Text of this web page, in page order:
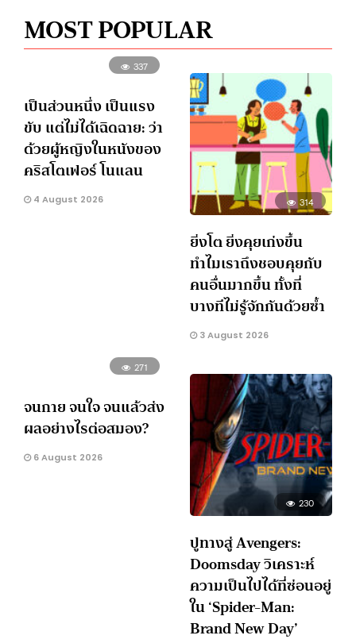
MOST POPULAR
337
เป็นส่วนหนึ่ง เป็นแรง
ขับ แต่ไม่ได้เฉิดฉาย: ว่า
ด้วยผู้หญิงในหนังของ
คริสโตเฟอร์ โนแลน
4 August 2026 314
ยิ่งโต ยิ่งคุยเก่งขึ้น
ทำไมเราถึงชอบคุยกับ
คนอื่นมากขึ้น ทั้งที่
บางทีไม่รู้จักกันด้วยซ้ำ
3 August 2026
271
จนกาย จนใจ จนแล้วส่ง
ผลอย่างไรต่อสมอง?
6 August 2026
230
ปูทางสู่ Avengers:
Doomsday วิเคราะห์
ความเป็นไปได้ที่ซ่อนอยู่
ใน ‘Spider-Man:
Brand New Day’